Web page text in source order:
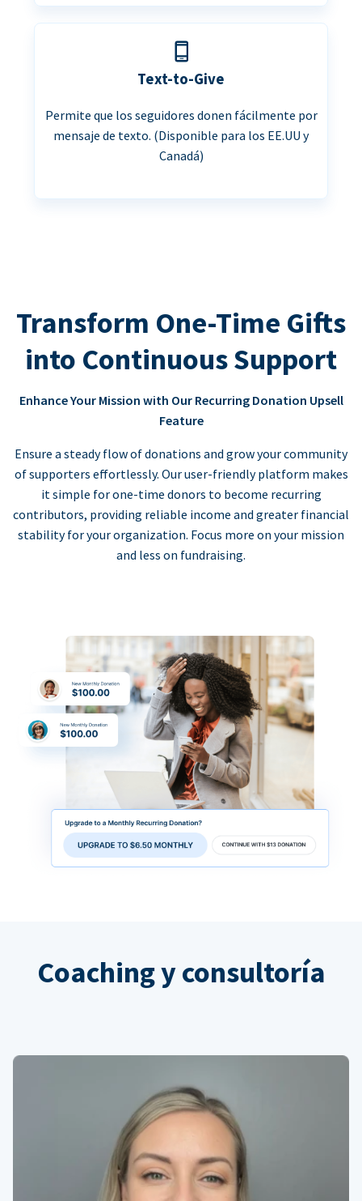
Text-to-Give
Permite que los seguidores donen fácilmente por
mensaje de texto. (Disponible para los EE.UU y
Canadá)
Transform One-Time Gifts
into Continuous Support
Enhance Your Mission with Our Recurring Donation Upsell
Feature
Ensure a steady flow of donations and grow your community
of supporters effortlessly. Our user-friendly platform makes
it simple for one-time donors to become recurring
contributors, providing reliable income and greater financial
stability for your organization. Focus more on your mission
and less on fundraising.
Coaching y consultoría